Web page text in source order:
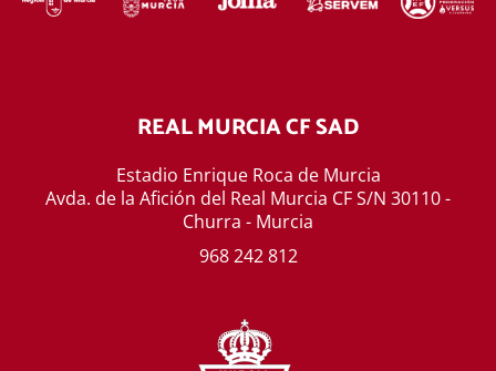
REAL MURCIA CF SAD
Estadio Enrique Roca de Murcia
Avda. de la Afición del Real Murcia CF S/N 30110 -
Churra - Murcia
968 242 812